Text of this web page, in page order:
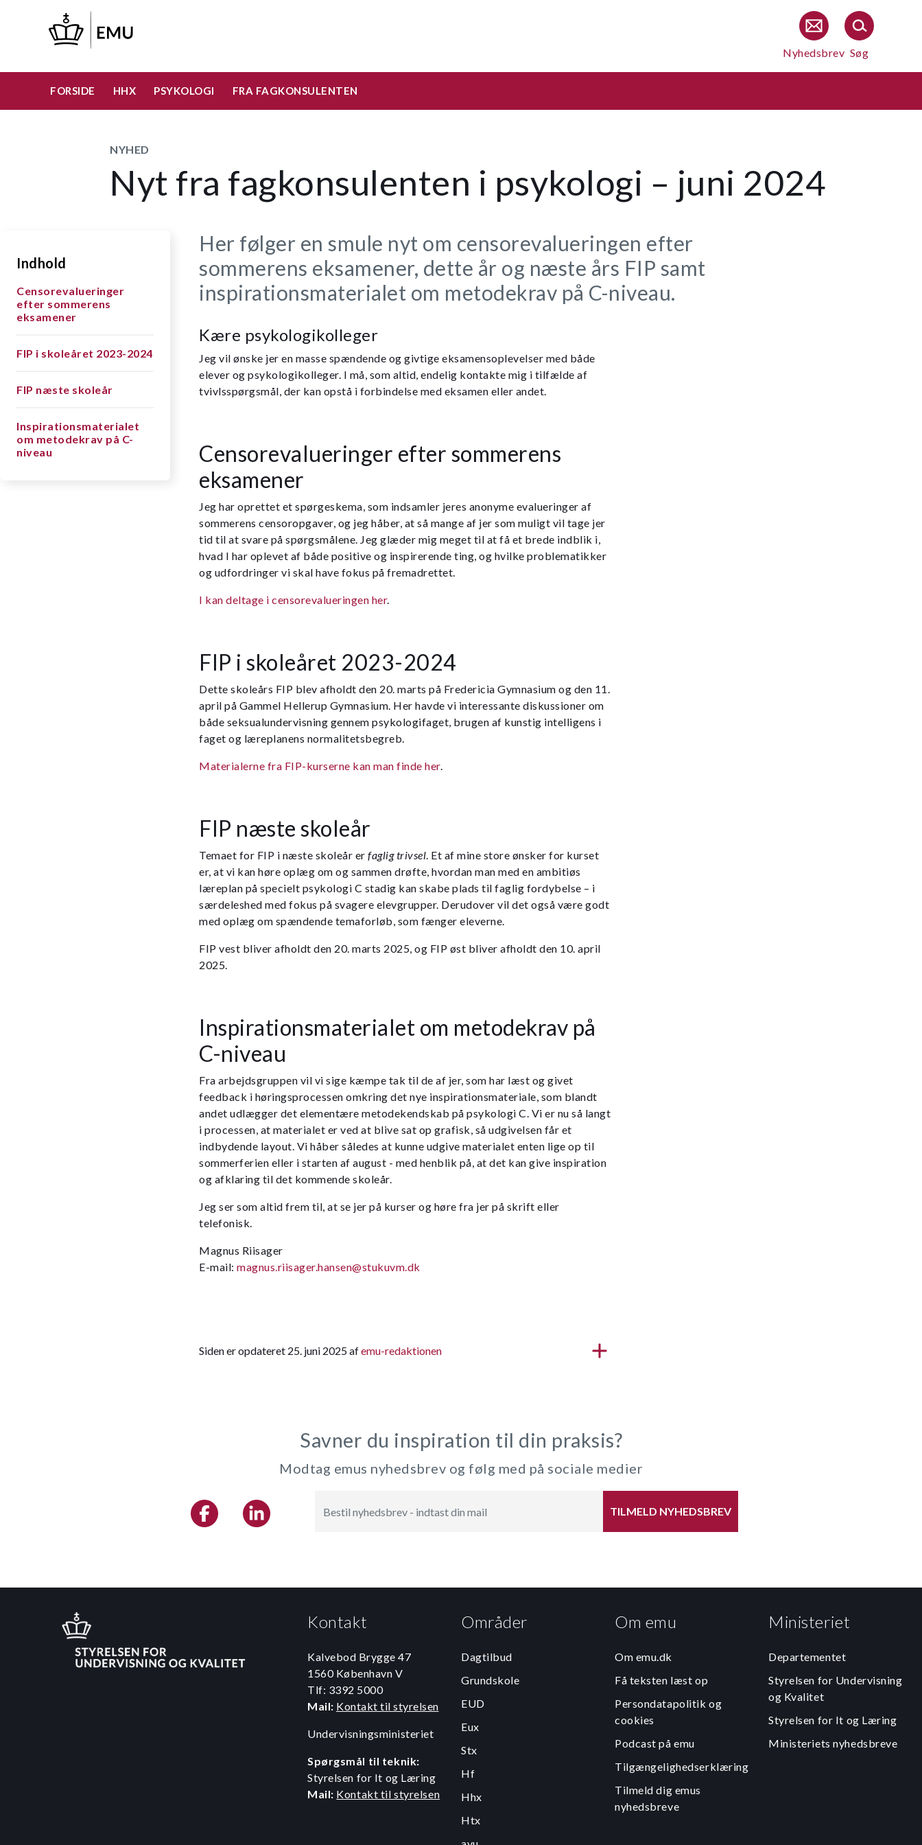
hovedindhold
Nyhedsbrev Søg
FORSIDE HHX PSYKOLOGI FRA FAGKONSULENTEN
NYHED
Nyt fra fagkonsulenten i psykologi – juni 2024
Indhold
Censorevalueringer
efter sommerens
eksamener
FIP i skoleåret 2023-2024
FIP næste skoleår
Inspirationsmaterialet
om metodekrav på C-
niveau
Her følger en smule nyt om censorevalueringen efter
sommerens eksamener, dette år og næste års FIP samt
inspirationsmaterialet om metodekrav på C-niveau.
Kære psykologikolleger
Jeg vil ønske jer en masse spændende og givtige eksamensoplevelser med både
elever og psykologikolleger. I må, som altid, endelig kontakte mig i tilfælde af
tvivlsspørgsmål, der kan opstå i forbindelse med eksamen eller andet.
Censorevalueringer efter sommerens
eksamener
Jeg har oprettet et spørgeskema, som indsamler jeres anonyme evalueringer af
sommerens censoropgaver, og jeg håber, at så mange af jer som muligt vil tage jer
tid til at svare på spørgsmålene. Jeg glæder mig meget til at få et brede indblik i,
hvad I har oplevet af både positive og inspirerende ting, og hvilke problematikker
og udfordringer vi skal have fokus på fremadrettet.
I kan deltage i censorevalueringen her.
FIP i skoleåret 2023-2024
Dette skoleårs FIP blev afholdt den 20. marts på Fredericia Gymnasium og den 11.
april på Gammel Hellerup Gymnasium. Her havde vi interessante diskussioner om
både seksualundervisning gennem psykologifaget, brugen af kunstig intelligens i
faget og læreplanens normalitetsbegreb.
Materialerne fra FIP-kurserne kan man finde her.
FIP næste skoleår
Temaet for FIP i næste skoleår er faglig trivsel. Et af mine store ønsker for kurset
er, at vi kan høre oplæg om og sammen drøfte, hvordan man med en ambitiøs
læreplan på specielt psykologi C stadig kan skabe plads til faglig fordybelse – i
særdeleshed med fokus på svagere elevgrupper. Derudover vil det også være godt
med oplæg om spændende temaforløb, som fænger eleverne.
FIP vest bliver afholdt den 20. marts 2025, og FIP øst bliver afholdt den 10. april
2025.
Inspirationsmaterialet om metodekrav på
C-niveau
Fra arbejdsgruppen vil vi sige kæmpe tak til de af jer, som har læst og givet
feedback i høringsprocessen omkring det nye inspirationsmateriale, som blandt
andet udlægger det elementære metodekendskab på psykologi C. Vi er nu så langt
i processen, at materialet er ved at blive sat op grafisk, så udgivelsen får et
indbydende layout. Vi håber således at kunne udgive materialet enten lige op til
sommerferien eller i starten af august - med henblik på, at det kan give inspiration
og afklaring til det kommende skoleår.
Jeg ser som altid frem til, at se jer på kurser og høre fra jer på skrift eller
telefonisk.
Magnus Riisager
E-mail: magnus.riisager.hansen@stukuvm.dk
Siden er opdateret 25. juni 2025 afemu-redaktionen
Savner du inspiration til din praksis?
Modtag emus nyhedsbrev og følg med på sociale medier
TILMELD NYHEDSBREV
Kontakt
Kalvebod Brygge 47
1560 København V
Tlf: 3392 5000
Mail: Kontakt til styrelsen
Undervisningsministeriet
Spørgsmål til teknik:
Styrelsen for It og Læring
Mail: Kontakt til styrelsen
Områder
Dagtilbud
Grundskole
EUD
Eux
Stx
Hf
Hhx
Htx
Om emu
Om emu.dk
Få teksten læst op
Persondatapolitik og
cookies
Podcast på emu
Tilgængelighedserklæring
Tilmeld dig emus
nyhedsbreve
Ministeriet
Departementet
Styrelsen for Undervisning
og Kvalitet
Styrelsen for It og Læring
Ministeriets nyhedsbreve